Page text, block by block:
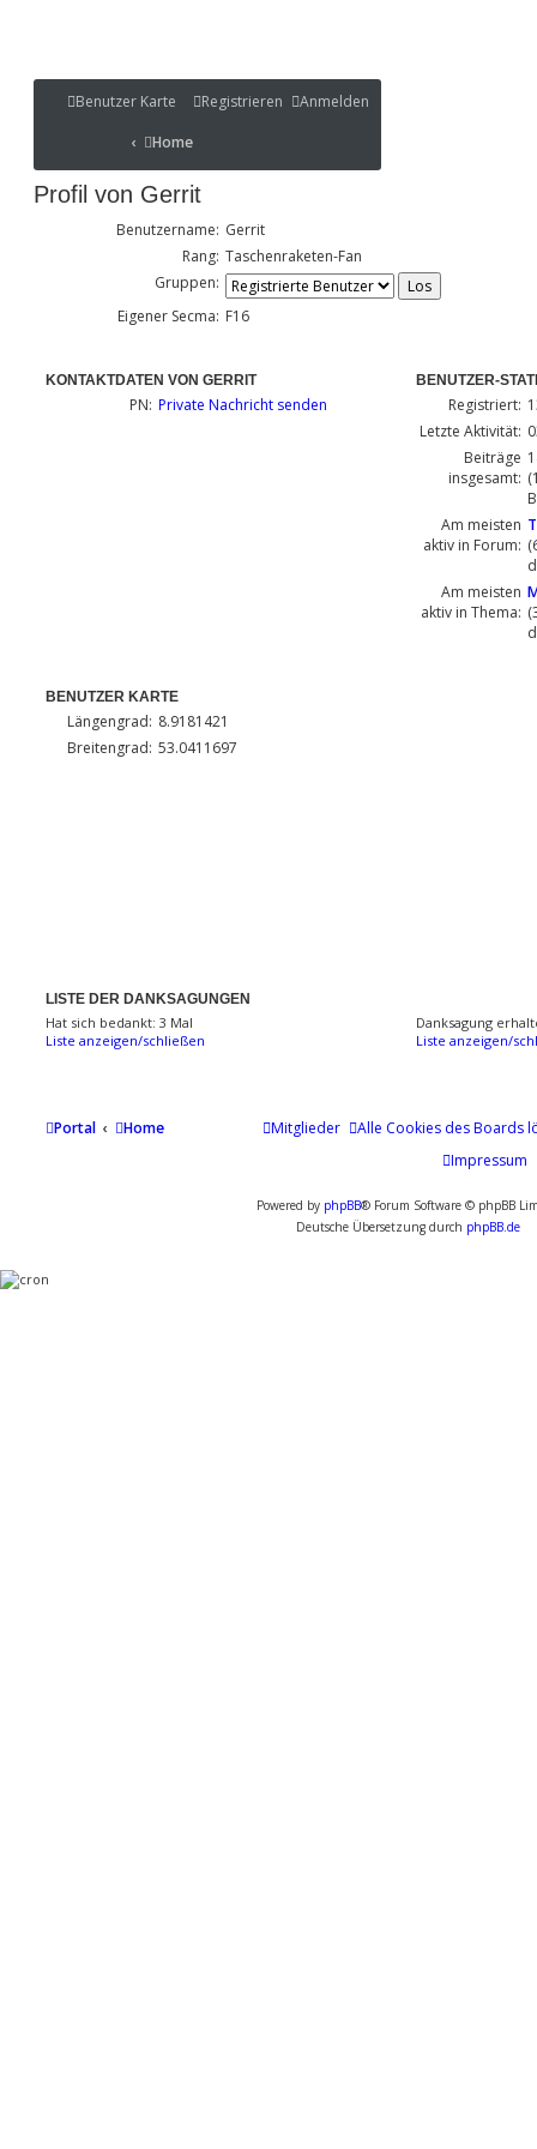
Benutzer Karte Anmelden
Registrieren
PortalHome
Benutzer Karte
Home
Profil von Gerrit
Benutzername: Gerrit
Rang: Taschenraketen-Fan
Gruppen:
Eigener Secma: F16
KONTAKTDATEN VON GERRIT
PN: Private Nachricht senden
BENUTZER-
Registriert:
Letzte Aktivität:
Beiträge
insgesamt:
Am meisten
aktiv in Forum:
Am meisten
aktiv in Thema:
BENUTZER KARTE
Längengrad: 8.9181421
Breitengrad: 53.0411697
LISTE DER DANKSAGUNGEN
Hat sich bedankt: 3 Mal
Liste anzeigen/schließen
Danksagung
Liste anzeigen/
Portal Home Alle Cookies des Boards
Mitglieder
Impressum
Powered by phpBB® Forum Software © phpBB
Deutsche Übersetzung durch phpBB.de